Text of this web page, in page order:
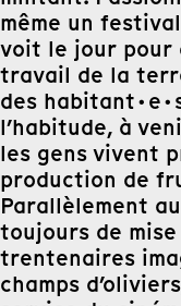
même un
voit le jour pour
travail de la
des
l’habitude, à
les gens vivent
production de
Parallèlement
toujours de
trentenaires
champs